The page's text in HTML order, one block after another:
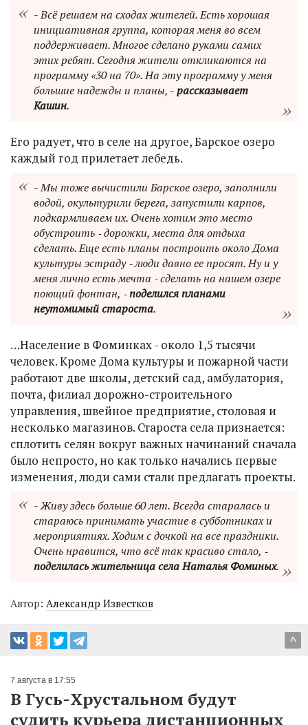
- Всё решаем на сходах жителей. Есть хорошая
инициативная группа, которая меня во всем
поддерживает. Многое сделано руками самих
этих ребят. Сегодня жители откликаются на
программу «30 на 70». На эту программу у меня
большие надежды и планы, -рассказывает
Кашин.
Его радует, что в селе на другое, Барское озеро
каждый год прилетает лебедь.
- Мы тоже вычистили Барское озеро, заполнили
водой, окультурили берега, запустили карпов,
подкармливаем их. Очень хотим это место
обустроить ‑ дорожки, места для отдыха
сделать. Еще есть планы построить около Дома
культуры эстраду ‑ люди давно ее просят. Ну и у
меня лично есть мечта ‑ сделать на нашем озере
поющий фонтан, ‑поделился планами
неутомимый староста.
…Население в Фоминках - около 1,5 тысячи
человек. Кроме Дома культуры и пожарной части
работают две школы, детский сад, амбулатория,
почта, филиал дорожно-строительного
управления, швейное предприятие, столовая и
несколько магазинов. Староста села признается:
сплотить селян вокруг важных начинаний сначала
было непросто, но как только начались первые
изменения, люди сами стали предлагать проекты.
- Живу здесь больше 60 лет. Всегда старалась и
стараюсь принимать участие в субботниках и
мероприятиях. Ходим с дочкой на все праздники.
Очень нравится, что всё так красиво стало, ‑
поделилась жительница села Наталья Фоминых.
Автор: Александр Известков
^
7 августа в 17:55
В Гусь-Хрустальном будут
судить курьера дистанционных